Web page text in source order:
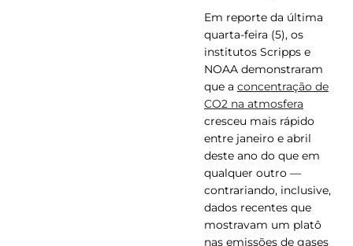
Em reporte da última
quarta-feira (5), os
institutos Scripps e
NOAA demonstraram
que a concentração de
CO2 na atmosfera
cresceu mais rápido
entre janeiro e abril
deste ano do que em
qualquer outro —
contrariando, inclusive,
dados recentes que
mostravam um platô
nas emissões de gases